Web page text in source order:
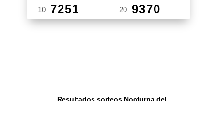
10 7251 20 9370
Resultados sorteos Nocturna del .